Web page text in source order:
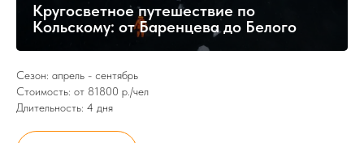
Кругосветное путешествие по
Кольскому: от Баренцева до Белого
Сезон: апрель - сентябрь
Стоимость: от 81800 р./чел
Длительность: 4 дня